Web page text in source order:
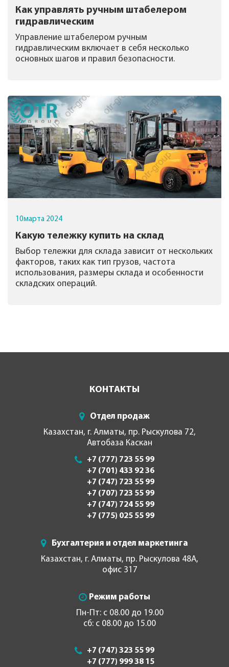
Как управлять ручным штабелером
гидравлическим
Управление штабелером ручным
гидравлическим включает в себя несколько
основных шагов и правил безопасности.
10марта 2024
Какую тележку купить на склад
Выбор тележки для склада зависит от нескольких
факторов, таких как тип грузов, частота
использования, размеры склада и особенности
складских операций.
КОНТАКТЫ
Отдел продаж
Казахстан, г. Алматы, пр. Рыскулова 72,
Автобаза Каскан
+7 (777) 723 55 99
+7 (701) 433 92 36
+7 (747) 723 55 99
+7 (707) 723 55 99
+7 (747) 724 55 99
+7 (775) 025 55 99
Бухгалтерия и отдел маркетинга
Казахстан, г. Алматы, пр. Рыскулова 48А,
офис 317
Режим работы
Пн-Пт: с 08.00 до 19.00
сб: с 08.00 до 15.00
+7 (747) 323 55 99
+7 (777) 999 38 15